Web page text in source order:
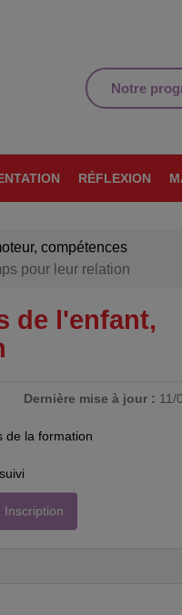
Notre
RÉFLEXION
compétences
pour leur relation
de l'enfant,
Dernière mise à jour : 11/
de la formation
Inscription